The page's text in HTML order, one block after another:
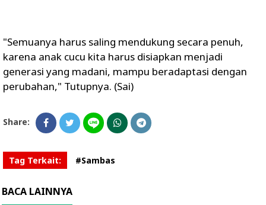
"Semuanya harus saling mendukung secara penuh,
karena anak cucu kita harus disiapkan menjadi
generasi yang madani, mampu beradaptasi dengan
perubahan," Tutupnya. (Sai)
Share:
Tag Terkait: #Sambas
BACA LAINNYA